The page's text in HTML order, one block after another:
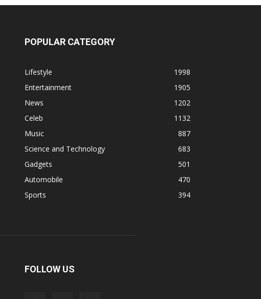
POPULAR CATEGORY
Lifestyle
1998
Entertainment
1905
News
1202
Celeb
1132
Music
887
Science and Technology
683
Gadgets
501
Automobile
470
Sports
394
FOLLOW US